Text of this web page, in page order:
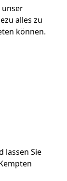
unser
alles zu
können.
lassen Sie